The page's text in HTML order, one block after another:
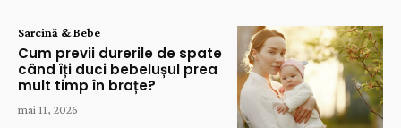
Sarcină & Bebe
Cum previi durerile de spate
când îți duci bebelușul prea
mult timp în brațe?
mai 11, 2026